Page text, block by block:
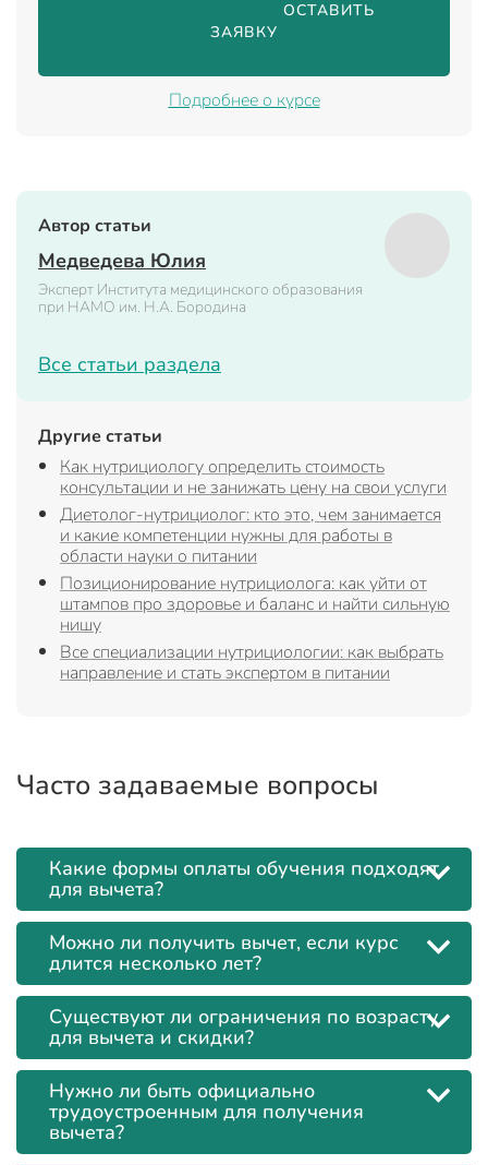
                                ОСТАВИТЬ
ЗАЯВКУ
Подробнее о курсе
Автор статьи
Медведева Юлия
Эксперт Института медицинского образования
при НАМО им. Н.А. Бородина
Все статьи раздела
Другие статьи
Как нутрициологу определить стоимость
консультации и не занижать цену на свои услуги
Диетолог-нутрициолог: кто это, чем занимается
и какие компетенции нужны для работы в
области науки о питании
Позиционирование нутрициолога: как уйти от
штампов про здоровье и баланс и найти сильную
нишу
Все специализации нутрициологии: как выбрать
направление и стать экспертом в питании
Часто задаваемые вопросы
Какие формы оплаты обучения подходят
для вычета?
Можно ли получить вычет, если курс
длится несколько лет?
Существуют ли ограничения по возрасту
для вычета и скидки?
Нужно ли быть официально
трудоустроенным для получения
вычета?